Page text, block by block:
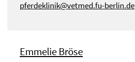
pferdeklinik@vetmed.fu-berlin.de
Emmelie Bröse